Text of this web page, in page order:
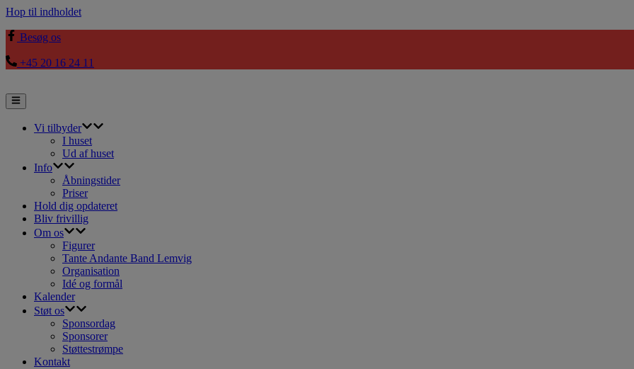
Hop til indholdet
Besøg os
+45 20 16 24 11
Vi tilbyder
I huset
Ud af huset
Info
Åbningstider
Priser
Hold dig opdateret
Bliv frivillig
Om os
Figurer
Tante Andante Band Lemvig
Organisation
Idé og formål
Kalender
Støt os
Sponsordag
Sponsorer
Støttestrømpe
Kontakt